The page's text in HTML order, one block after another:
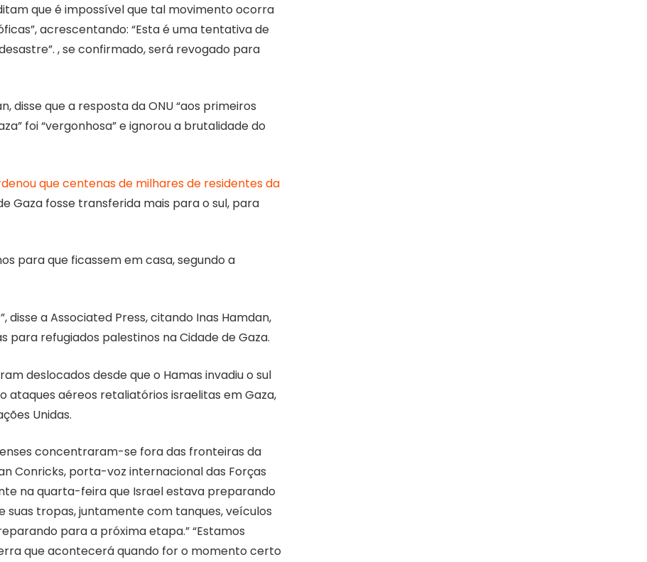
que é impossível que tal movimento ocorra
acrescentando: “Esta é uma tentativa de
, se confirmado, será revogado para
disse que a resposta da ONU “aos primeiros
foi “vergonhosa” e ignorou a brutalidade do
que centenas de milhares de residentes da
Gaza fosse transferida mais para o sul, para
para que ficassem em casa, segundo a
disse a Associated Press, citando Inas Hamdan,
para refugiados palestinos na Cidade de Gaza.
deslocados desde que o Hamas invadiu o sul
ataques aéreos retaliatórios israelitas em Gaza,
Unidas.
concentraram-se fora das fronteiras da
Conricks, porta-voz internacional das Forças
na quarta-feira que Israel estava preparando
suas tropas, juntamente com tanques, veículos
para a próxima etapa.” “Estamos
que acontecerá quando for o momento certo